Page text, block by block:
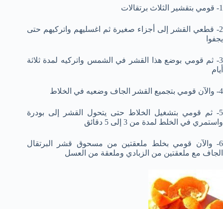
1- قومي بتقشير الثلاث برتقالات
2- قطعي القشر إلى أجزاء صغيرة ثم اغسليهم واتركيهم حتى
يجفوا
3- ثم قومي بوضع هذا القشر في الشمس واتركيه لمدة ثلاثة
أيام
4- والآن قومي بتجميع القشر الجاف وضعيه في الخلاط
5- ثم قومي بتشغيل الخلاط حتى يتحول القشر إلى بودرة
واستمري في الخلط لمدة من 3 إلى 5 دقائق
6- والآن قومي بخلط ملعقتين من مسحوق قشر البرتقال
الجاف مع ملعقتين من الزبادي وملعقة من العسل